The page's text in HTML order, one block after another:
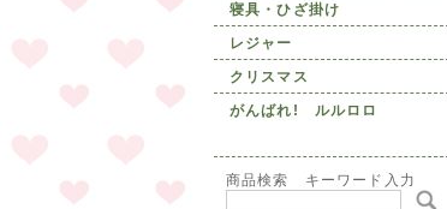
寝具・ひざ掛け
レジャー
クリスマス
がんばれ! ルルロロ
商品検索 キーワード入力